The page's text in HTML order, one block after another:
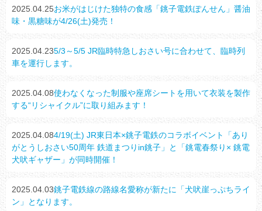
2025.04.25お米がはじけた独特の食感「銚子電鉄ぽんせん」醤油
味・黒糖味が4/26(土)発売！
2025.04.235/3～5/5 JR臨時特急しおさい号に合わせて、臨時列
車を運行します。
2025.04.08使わなくなった制服や座席シートを用いて衣装を製作
する“リシャイクル”に取り組みます！
2025.04.084/19(土) JR東日本×銚子電鉄のコラボイベント「あり
がとうしおさい50周年 鉄道まつりin銚子」と「銚電春祭り× 銚電
犬吠ギャザー」が同時開催！
2025.04.03銚子電鉄線の路線名愛称が新たに「犬吠崖っぷちライ
ン」となります。